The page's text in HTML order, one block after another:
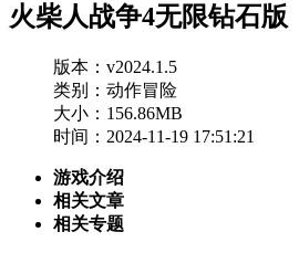
火柴人战争4无限钻石版
版本：v2024.1.5
类别：动作冒险
大小：156.86MB
时间：2024-11-19 17:51:21
游戏介绍
相关文章
相关专题